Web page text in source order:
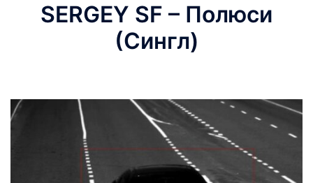
SERGEY SF – Полюси
(Сингл)